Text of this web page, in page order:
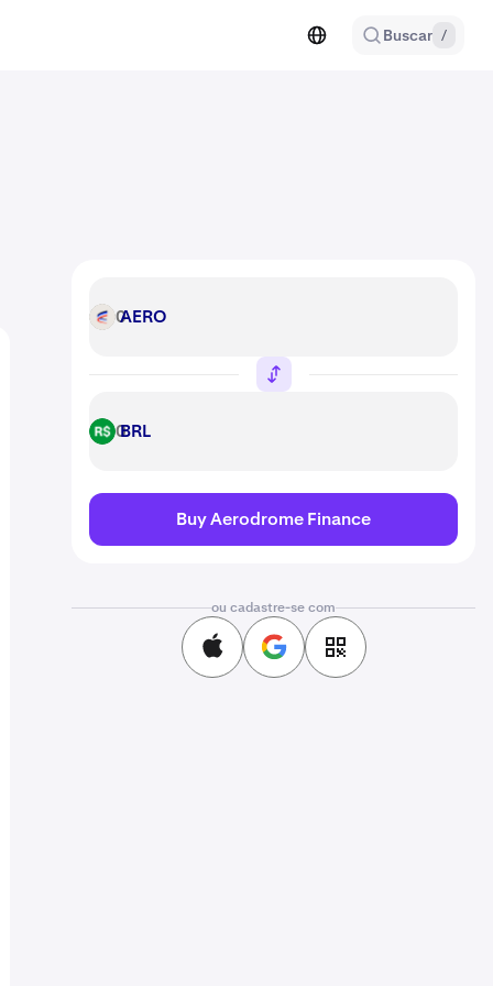
Buscar /
AERO AERO
BRL BRL
Buy Aerodrome Finance
ou cadastre-se com